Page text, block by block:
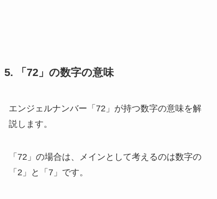
5. 「72」の数字の意味
エンジェルナンバー「72」が持つ数字の意味を解
説します。
「72」の場合は、メインとして考えるのは数字の
「2」と「7」です。